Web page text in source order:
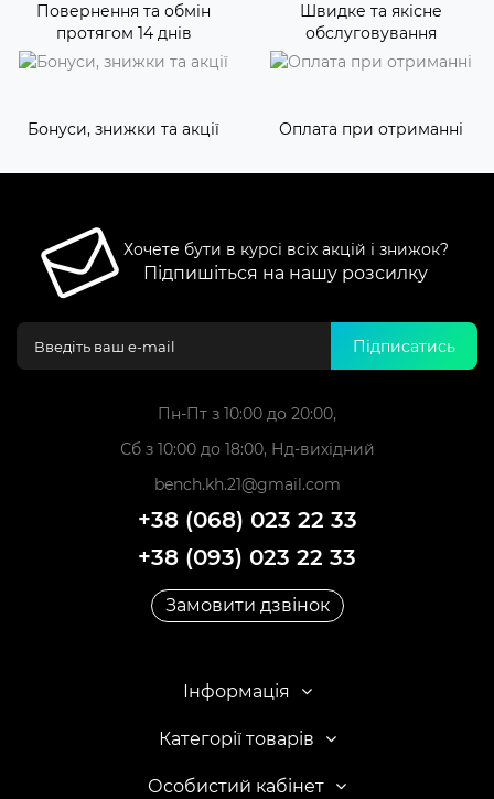
Повернення та обмін
протягом 14 днів
Швидке та якісне
обслуговування
Бонуси, знижки та акції Оплата при отриманні
Хочете бути в курсі всіх акцій і знижок?
Підпишіться на нашу розсилку
Підписатись
Пн-Пт з 10:00 до 20:00,
Сб з 10:00 до 18:00, Нд-вихідний
bench.kh.21@gmail.com
+38 (068) 023 22 33
+38 (093) 023 22 33
Замовити дзвінок
Інформація
Категорії товарів
Особистий кабінет